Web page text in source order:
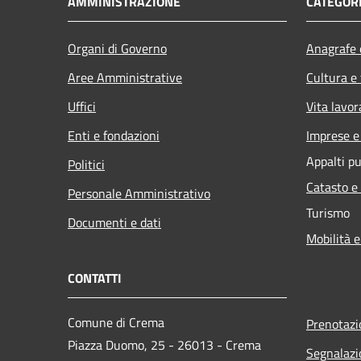
Organi di Governo
Aree Amministrative
Uffici
Enti e fondazioni
Politici
Personale Amministrativo
Documenti e dati
Cultura
Vita
Imprese
Appalti
Catasto
Turismo
Mobilità
CONTATTI
Comune di Crema
Piazza Duomo, 25 - 26013 - Crema